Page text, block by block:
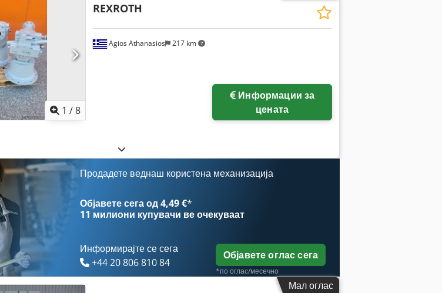
1 /8
Agios Athanasios 217 km
REXROTH
цената
Продадете веднаш користена механизација
Објавете сега од 4,49 €*
11 милиони купувачи ве очекуваат
Информирајте се сега
+44 20 806 810 84
Објавете оглас сега
*по оглас/месечно
Мал оглас